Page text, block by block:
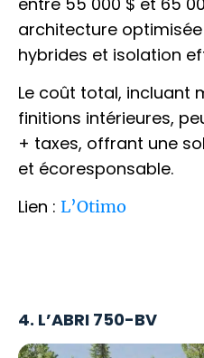
architecture
hybrides et isolation
Le coût total, incluant
finitions intérieures,
+ taxes, offrant une
et écoresponsable.
Lien : L’Otimo
4. L’ABRI 750-BV